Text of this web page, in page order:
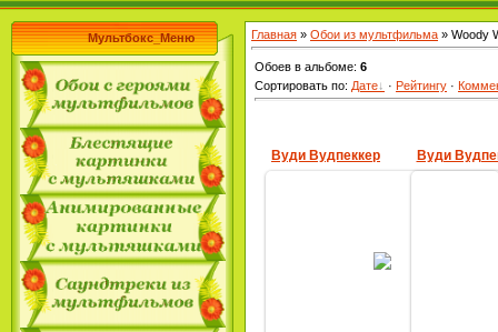
Мультбокс_Меню Главная » Обои из мультфильма » Woody
Обоев в альбоме: 6
Сортировать по: Дате · Рейтингу ·
Вуди Вудпеккер Вуди